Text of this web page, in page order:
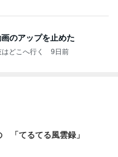
のアップを止めた
どこへ行く 9日前
てるてる風雲録」